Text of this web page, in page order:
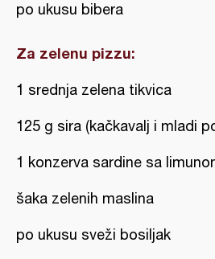
po ukusu bibera
Za zelenu pizzu:
1 srednja zelena tikvica
125 g sira (kačkavalj i mladi
1 konzerva sardine sa
šaka zelenih maslina
po ukusu sveži bosiljak